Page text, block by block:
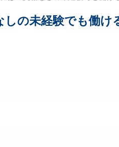
の未経験でも働け